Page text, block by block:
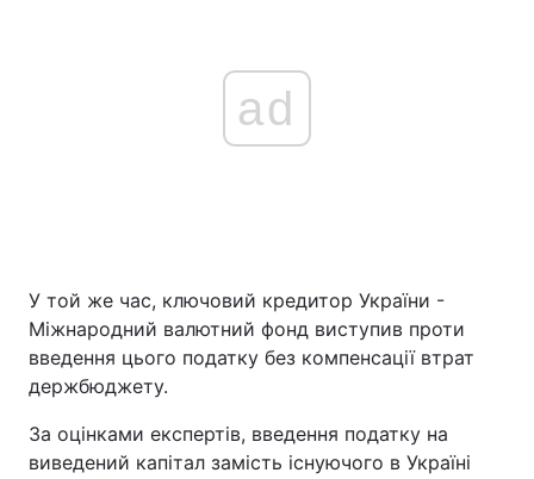
ad
У той же час, ключовий кредитор України -
Міжнародний валютний фонд виступив проти
введення цього податку без компенсації втрат
держбюджету.
За оцінками експертів, введення податку на
виведений капітал замість існуючого в Україні